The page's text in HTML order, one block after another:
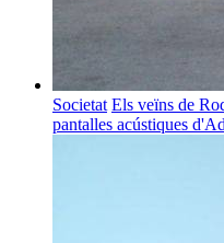
Societat Els veïns de
pantalles acústiques